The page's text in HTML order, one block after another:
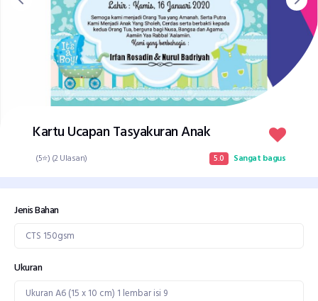
Kartu Ucapan Tasyakuran Anak
(5⭐) (2 Ulasan) 5.0 Sangat bagus
Jenis Bahan
Ukuran